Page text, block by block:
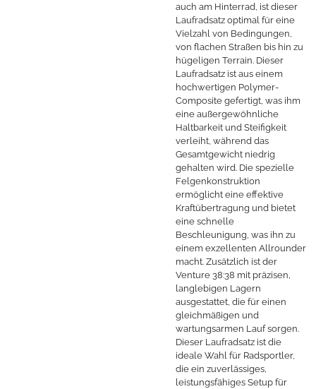
auch am Hinterrad, ist dieser
Laufradsatz optimal für eine
Vielzahl von Bedingungen,
von flachen Straßen bis hin zu
hügeligen Terrain. Dieser
Laufradsatz ist aus einem
hochwertigen Polymer-
Composite gefertigt, was ihm
eine außergewöhnliche
Haltbarkeit und Steifigkeit
verleiht, während das
Gesamtgewicht niedrig
gehalten wird. Die spezielle
Felgenkonstruktion
ermöglicht eine effektive
Kraftübertragung und bietet
eine schnelle
Beschleunigung, was ihn zu
einem exzellenten Allrounder
macht. Zusätzlich ist der
Venture 38:38 mit präzisen,
langlebigen Lagern
ausgestattet, die für einen
gleichmäßigen und
wartungsarmen Lauf sorgen.
Dieser Laufradsatz ist die
ideale Wahl für Radsportler,
die ein zuverlässiges,
leistungsfähiges Setup für